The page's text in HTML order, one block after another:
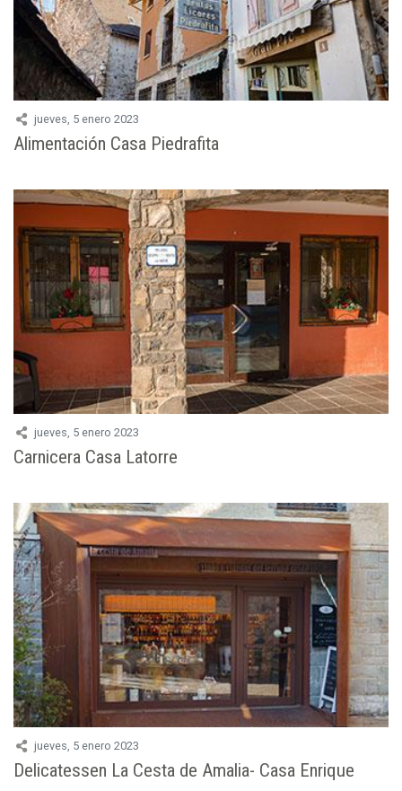
jueves, 5 enero 2023
Alimentación Casa Piedrafita
jueves, 5 enero 2023
Carnicera Casa Latorre
jueves, 5 enero 2023
Delicatessen La Cesta de Amalia- Casa Enrique